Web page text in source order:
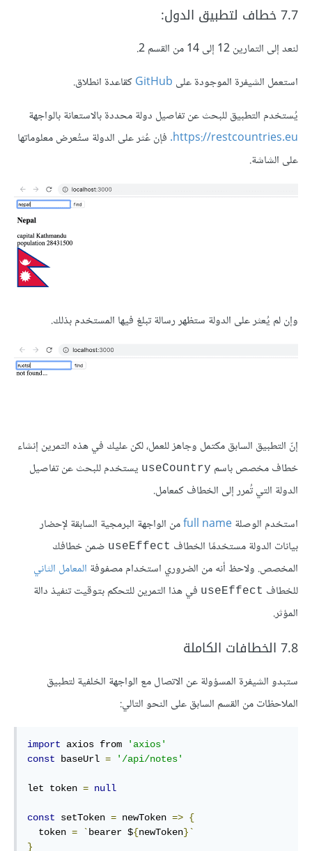
7.7 خطاف لتطبيق الدول:
لنعد إلى التمارين 12 إلى 14 من القسم 2.
استعمل الشيفرة الموجودة على GitHubكقاعدة انطلاق.
يُستخدم التطبيق للبحث عن تفاصيل دولة محددة بالاستعانة بالواجهة
https://restcountries.eu. فإن عُثر على الدولة ستُعرض معلوماتها
على الشاشة.
وإن لم يُعثر على الدولة ستظهر رسالة تبلغ فيها المستخدم بذلك.
إنّ التطبيق السابق مكتمل وجاهز للعمل، لكن عليك في هذه التمرين إنشاء
خطاف مخصص باسم useCountry يستخدم للبحث عن تفاصيل
الدولة التي تُمرر إلى الخطاف كمعامل.
استخدم الوصلةfull nameمن الواجهة البرمجية السابقة لإحضار
بيانات الدولة مستخدمًا الخطاف useEffect ضمن خطافك
المخصص. ولاحظ أنه من الضروري استخدام مصفوفة المعامل الثاني
للخطاف useEffect في هذا التمرين للتحكم بتوقيت تنفيذ دالة
المؤثر.
7.8 الخطافات الكاملة
ستبدو الشيفرة المسؤولة عن الاتصال مع الواجهة الخلفية لتطبيق
الملاحظات من القسم السابق على النحو التالي:
import axios from
'axios'
const baseUrl = '/api/notes'
let token = null
const setToken = newToken => {
  token
= ` bearer ${newToken}`
}